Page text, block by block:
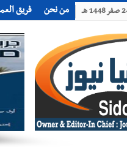
من نحن فريق